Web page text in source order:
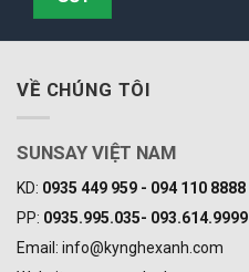
VỀ CHÚNG TÔI
SUNSAY VIỆT NAM
KD: 0935 449 959 - 094 110 8888
PP: 0935.995.035- 093.614.9999
Email: info@kynghexanh.com